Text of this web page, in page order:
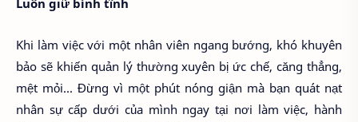
Khi làm việc với một nhân viên ngang bướng, khó khuyên
bảo sẽ khiến quản lý thường xuyên bị ức chế, căng thẳng,
mệt mỏi... Đừng vì một phút nóng giận mà bạn quát nạt
nhân sự cấp dưới của mình ngay tại nơi làm việc, hành